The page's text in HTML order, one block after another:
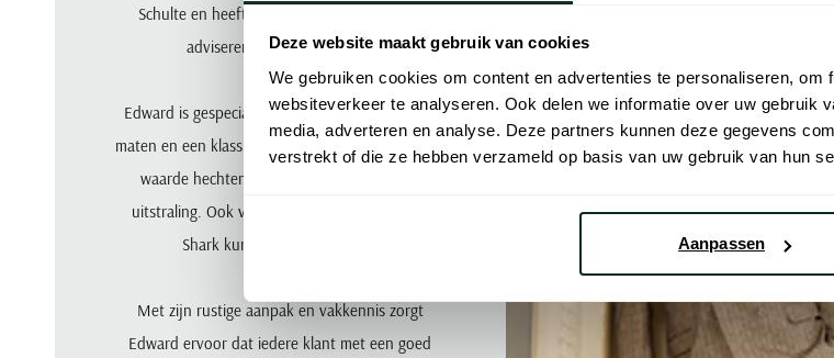
Deze website maakt gebruik van cookies
We gebruiken cookies om content en advertenties te personaliseren,
websiteverkeer te analyseren. Ook delen we informatie over uw gebruik
media, adverteren en analyse. Deze partners kunnen deze gegevens
verstrekt of die ze hebben verzameld op basis van uw gebruik van hun
Aanpassen
Schulte en heeft jarenlange ervaring in het
adviseren van onze klanten.
Edward is gespecialiseerd in maatpakken, grote
maten en een klassieke stijl. Hij helpt mannen die
waarde hechten aan pasvorm, kwaliteit en
uitstraling. Ook voor de collectie van Paul en
Shark kunt u bij hem terecht.
Met zijn rustige aanpak en vakkennis zorgt
Edward ervoor dat iedere klant met een goed